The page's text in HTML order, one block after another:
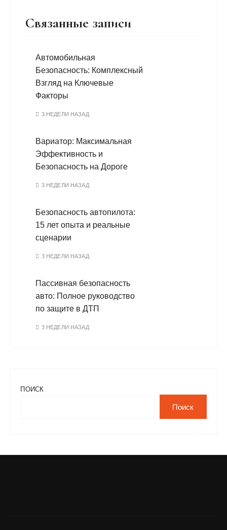
Связанные записи
Автомобильная
Безопасность: Комплексный
Взгляд на Ключевые
Факторы
3 НЕДЕЛИ НАЗАД
Вариатор: Максимальная
Эффективность и
Безопасность на Дороге
3 НЕДЕЛИ НАЗАД
Безопасность автопилота:
15 лет опыта и реальные
сценарии
3 НЕДЕЛИ НАЗАД
Пассивная безопасность
авто: Полное руководство
по защите в ДТП
3 НЕДЕЛИ НАЗАД
ПОИСК
Поиск